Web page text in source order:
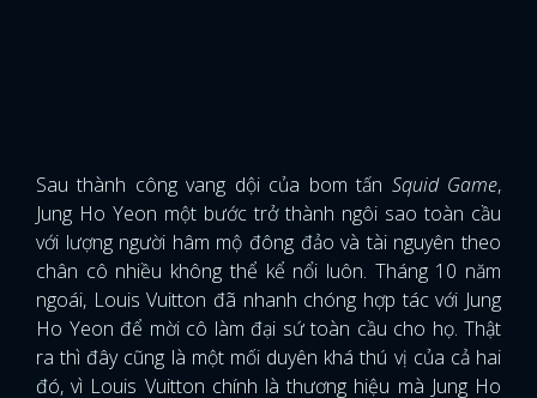
Sau thành công vang dội của bom tấn Squid Game,
Jung Ho Yeon một bước trở thành ngôi sao toàn cầu
với lượng người hâm mộ đông đảo và tài nguyên theo
chân cô nhiều không thể kể nổi luôn. Tháng 10 năm
ngoái, Louis Vuitton đã nhanh chóng hợp tác với Jung
Ho Yeon để mời cô làm đại sứ toàn cầu cho họ. Thật
ra thì đây cũng là một mối duyên khá thú vị của cả hai
đó, vì Louis Vuitton chính là thương hiệu mà Jung Ho